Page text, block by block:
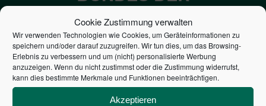
Cookie Zustimmung verwalten
Wir verwenden Technologien wie Cookies, um Geräteinformationen zu
speichern und/oder darauf zuzugreifen. Wir tun dies, um das Browsing-
Erlebnis zu verbessern und um (nicht) personalisierte Werbung
anzuzeigen. Wenn du nicht zustimmst oder die Zustimmung widerrufst,
kann dies bestimmte Merkmale und Funktionen beeinträchtigen.
Akzeptieren
STEUERZAHLER
7,052€
NEUVERSCHULDUNG
PRO SEKUNDE